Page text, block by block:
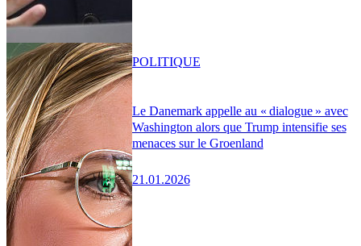
Le Danemark appelle au « dialogue » avec
Washington alors que Trump intensifie ses
menaces sur le Groenland
21.01.2026
POLITIQUE